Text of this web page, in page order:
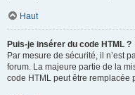
Haut
Puis-je insérer du code HTML ?
Par mesure de sécurité, il n’est
forum. La majeure partie de la
code HTML peut être remplacée